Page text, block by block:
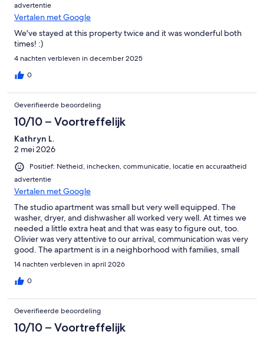
advertentie
Vertalen met Google
We've stayed at this property twice and it was wonderful both
times! :)
4 nachten verbleven in december 2025
0
Geverifieerde beoordeling
10/10 – Voortreffelijk
Kathryn L.
2 mei 2026
Positief: Netheid, inchecken, communicatie, locatie en accuraatheid
advertentie
Vertalen met Google
The studio apartment was small but very well equipped. The
washer, dryer, and dishwasher all worked very well. At times we
needed a little extra heat and that was easy to figure out, too.
Olivier was very attentive to our arrival, communication was very
good. The apartment is in a neighborhood with families, small
businesses, bakeries, and a wonderful Tuesday and Friday
market. We enjoyed our stay very much. Highly recommended.
14 nachten verbleven in april 2026
0
Geverifieerde beoordeling
10/10 – Voortreffelijk